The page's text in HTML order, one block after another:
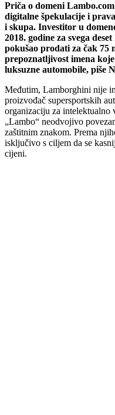
Priča o domeni
digitalne špekulacije i
i skupa. Investitor u
2018. godine za svega
pokušao prodati za čak
prepoznatljivost imena
luksuzne automobile, piše
Međutim, Lamborghini nije
proizvođač supersportskih
organizaciju za
„Lambo“ neodvojivo
zaštitnim znakom. Prema
isključivo s ciljem da se
cijeni.